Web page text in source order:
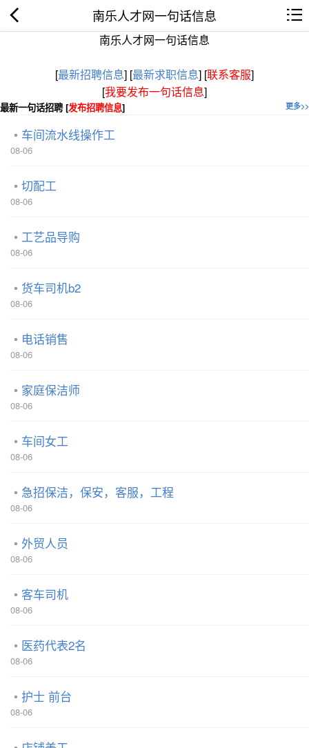
南乐人才网一句话信息
南乐人才网一句话信息
[最新招聘信息] [最新求职信息] [联系客服]
[我要发布一句话信息]
更多>>
最新一句话招聘 [发布招聘信息]
车间流水线操作工
08-06
切配工
08-06
工艺品导购
08-06
货车司机b2
08-06
电话销售
08-06
家庭保洁师
08-06
车间女工
08-06
急招保洁，保安，客服，工程
08-06
外贸人员
08-06
客车司机
08-06
医药代表2名
08-06
护士 前台
08-06